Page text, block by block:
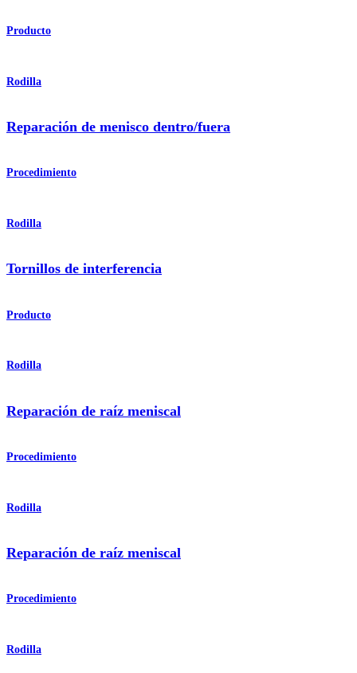
Producto
Rodilla
Reparación de menisco dentro/fuera
Procedimiento
Rodilla
Tornillos de interferencia
Producto
Rodilla
Reparación de raíz meniscal
Procedimiento
Rodilla
Reparación de raíz meniscal
Procedimiento
Rodilla